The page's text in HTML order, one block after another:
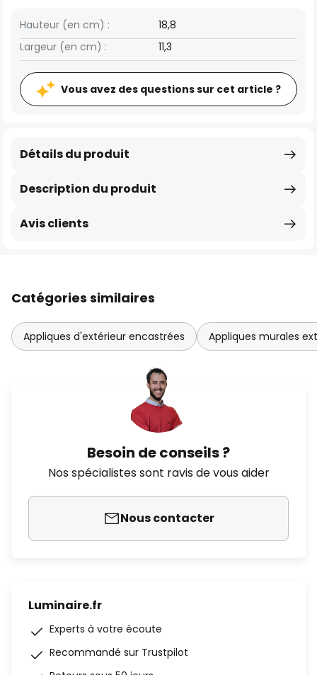
Largeur (en cm) : 11,3
Hauteur (en cm) : 18,8
Vous avez des questions sur cet article ?
Description du produit
Détails du produit
Avis clients
Catégories similaires
Appliques d'extérieur encastrées Appliques murales
Besoin de conseils ?
Nos spécialistes sont ravis de vous aider
Nous contacter
Luminaire.fr
Experts à votre écoute
Recommandé sur Trustpilot